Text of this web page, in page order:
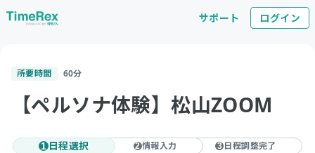
サポート ログイン
所要時間 60分
【ペルソナ体験】松山ZOOM
1 日程選択 2情報入力 3 日程調整完了